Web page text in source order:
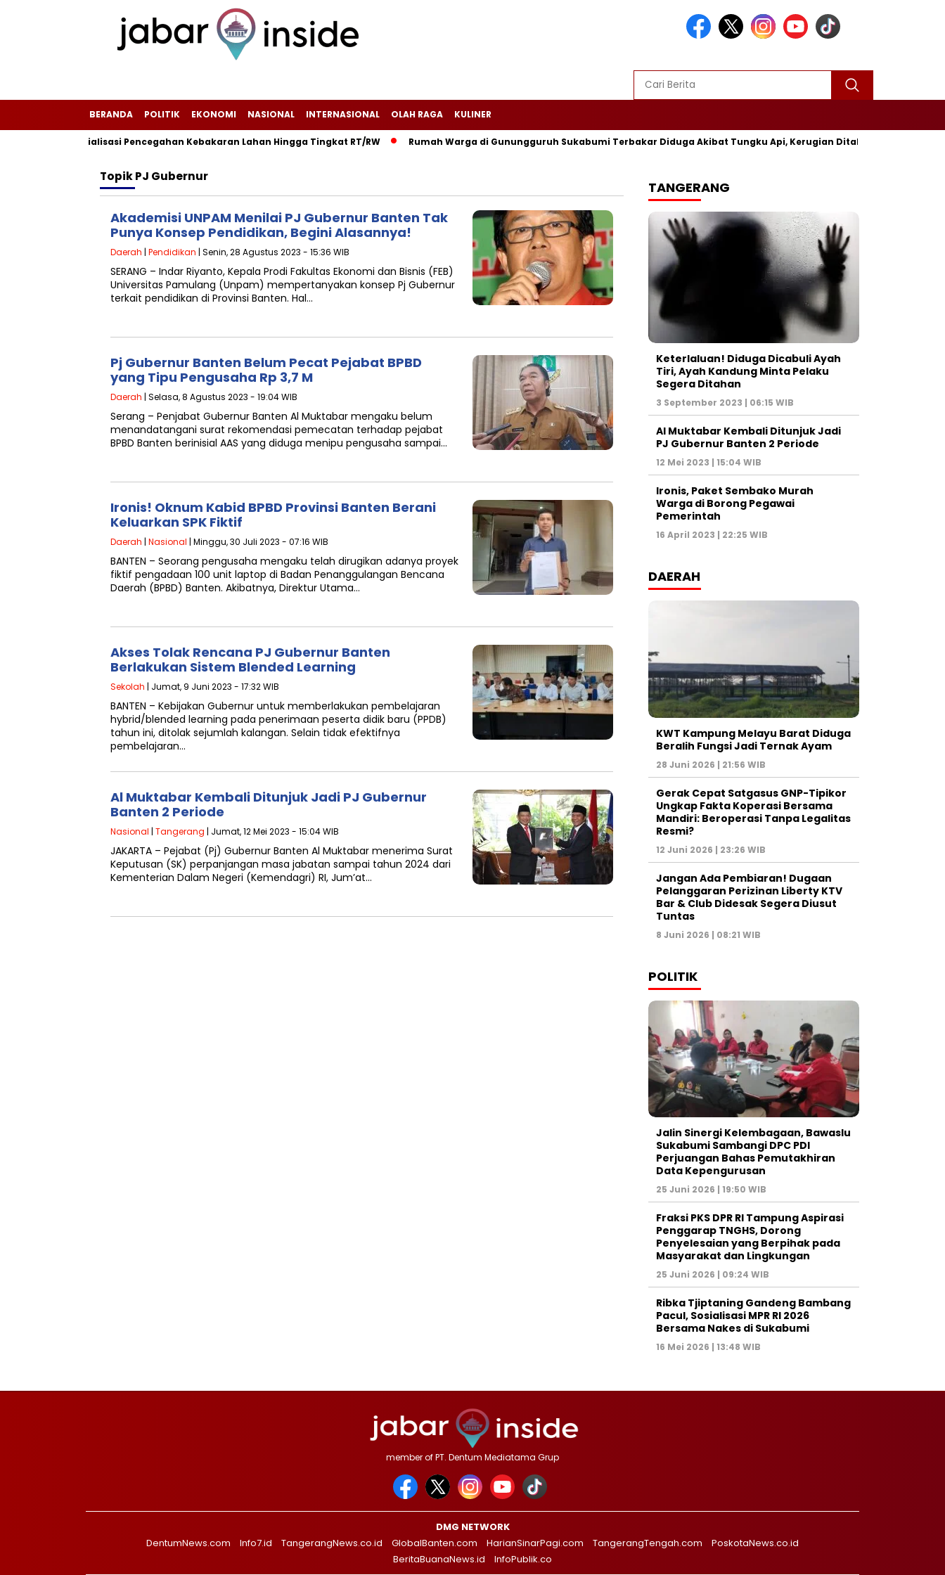
BERANDA POLITIK EKONOMI NASIONAL INTERNASIONAL OLAH RAGA KULINER
Sosialisasi Pencegahan Kebakaran Lahan Hingga Tingkat RT/RW‎ ‎Rumah Warga di Gunungguruh Sukabumi Terbakar Diduga Akibat Tungku Api, Kerugian Ditaksir Rp25 Juta
TopikPJ Gubernur
Akademisi UNPAM Menilai PJ Gubernur Banten Tak
Punya Konsep Pendidikan, Begini Alasannya!
Daerah | Pendidikan | Senin, 28 Agustus 2023 - 15:36 WIB
SERANG – Indar Riyanto, Kepala Prodi Fakultas Ekonomi dan Bisnis (FEB)
Universitas Pamulang (Unpam) mempertanyakan konsep Pj Gubernur
terkait pendidikan di Provinsi Banten. Hal…
Pj Gubernur Banten Belum Pecat Pejabat BPBD
yang Tipu Pengusaha Rp 3,7 M
Daerah | Selasa, 8 Agustus 2023 - 19:04 WIB
Serang – Penjabat Gubernur Banten Al Muktabar mengaku belum
menandatangani surat rekomendasi pemecatan terhadap pejabat
BPBD Banten berinisial AAS yang diduga menipu pengusaha sampai…
Ironis! Oknum Kabid BPBD Provinsi Banten Berani
Keluarkan SPK Fiktif
Daerah | Nasional | Minggu, 30 Juli 2023 - 07:16 WIB
BANTEN – Seorang pengusaha mengaku telah dirugikan adanya proyek
fiktif pengadaan 100 unit laptop di Badan Penanggulangan Bencana
Daerah (BPBD) Banten. Akibatnya, Direktur Utama…
Akses Tolak Rencana PJ Gubernur Banten
Berlakukan Sistem Blended Learning
Sekolah | Jumat, 9 Juni 2023 - 17:32 WIB
BANTEN – Kebijakan Gubernur untuk memberlakukan pembelajaran
hybrid/blended learning pada penerimaan peserta didik baru (PPDB)
tahun ini, ditolak sejumlah kalangan. Selain tidak efektifnya
pembelajaran…
Al Muktabar Kembali Ditunjuk Jadi PJ Gubernur
Banten 2 Periode
Nasional | Tangerang | Jumat, 12 Mei 2023 - 15:04 WIB
JAKARTA – Pejabat (Pj) Gubernur Banten Al Muktabar menerima Surat
Keputusan (SK) perpanjangan masa jabatan sampai tahun 2024 dari
Kementerian Dalam Negeri (Kemendagri) RI, Jum’at…
TANGERANG
Keterlaluan! Diduga Dicabuli Ayah
Tiri, Ayah Kandung Minta Pelaku
Segera Ditahan
3 September 2023 | 06:15 WIB
Al Muktabar Kembali Ditunjuk Jadi
PJ Gubernur Banten 2 Periode
12 Mei 2023 | 15:04 WIB
Ironis, Paket Sembako Murah
Warga di Borong Pegawai
Pemerintah
16 April 2023 | 22:25 WIB
DAERAH
KWT Kampung Melayu Barat Diduga
Beralih Fungsi Jadi Ternak Ayam
28 Juni 2026 | 21:56 WIB
Gerak Cepat Satgasus GNP-Tipikor
Ungkap Fakta Koperasi Bersama
Mandiri: Beroperasi Tanpa Legalitas
Resmi?
12 Juni 2026 | 23:26 WIB
Jangan Ada Pembiaran! Dugaan
Pelanggaran Perizinan Liberty KTV
Bar & Club Didesak Segera Diusut
Tuntas
8 Juni 2026 | 08:21 WIB
POLITIK
Jalin Sinergi Kelembagaan, Bawaslu
Sukabumi Sambangi DPC PDI
Perjuangan Bahas Pemutakhiran
Data Kepengurusan
25 Juni 2026 | 19:50 WIB
‎Fraksi PKS DPR RI Tampung Aspirasi
Penggarap TNGHS, Dorong
Penyelesaian yang Berpihak pada
Masyarakat dan Lingkungan‎
25 Juni 2026 | 09:24 WIB
Ribka Tjiptaning Gandeng Bambang
Pacul, Sosialisasi MPR RI 2026
Bersama Nakes di Sukabumi
16 Mei 2026 | 13:48 WIB
member of PT. Dentum Mediatama Grup
DMG NETWORK
DentumNews.com
Info7.id TangerangNews.co.id GlobalBanten.com HarianSinarPagi.com TangerangTengah.com
PoskotaNews.co.id
BeritaBuanaNews.id
InfoPublik.co